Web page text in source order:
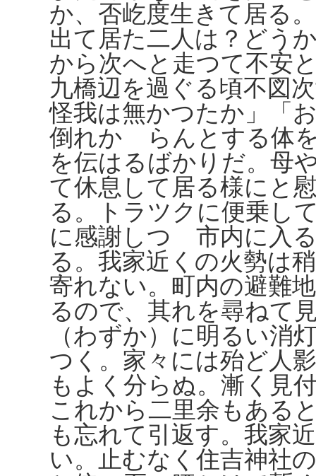
か、否屹度生きて居る
出て居た二人は？どう
から次へと走つて不安
九橋辺を過ぐる頃不図
怪我は無かつたか」「
倒れかゝらんとする体
を伝はるばかりだ。母
て休息して居る様にと
る。トラツクに便乗し
に感謝しつゝ市内に入
る。我家近くの火勢は
寄れない。町内の避難
るので、其れを尋ねて
（わずか）に明るい消
つく。家々には殆ど人
もよく分らぬ。漸く見
これから二里余もある
も忘れて引返す。我家
い。止むなく住吉神社